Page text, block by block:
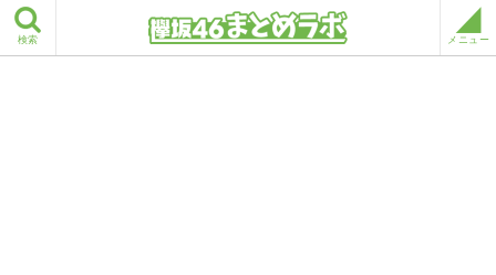
検索 メニュー